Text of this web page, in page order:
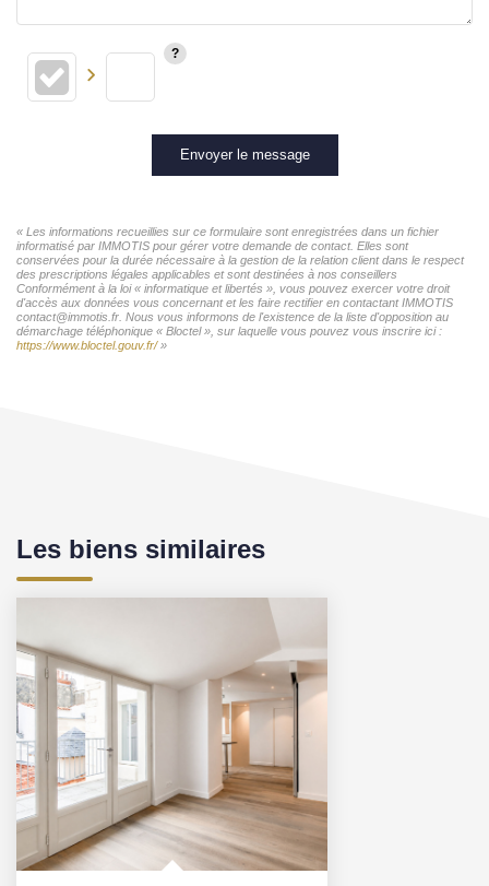
Envoyer le message
« Les informations recueillies sur ce formulaire sont enregistrées dans un fichier
informatisé par IMMOTIS pour gérer votre demande de contact. Elles sont
conservées pour la durée nécessaire à la gestion de la relation client dans le respect
des prescriptions légales applicables et sont destinées à nos conseillers
Conformément à la loi « informatique et libertés », vous pouvez exercer votre droit
d'accès aux données vous concernant et les faire rectifier en contactant IMMOTIS
contact@immotis.fr. Nous vous informons de l'existence de la liste d'opposition au
démarchage téléphonique « Bloctel », sur laquelle vous pouvez vous inscrire ici :
https://www.bloctel.gouv.fr/»
Les biens similaires